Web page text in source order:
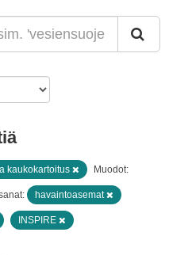
kaukokartoitus Muodot:
havaintoasemat
INSPIRE